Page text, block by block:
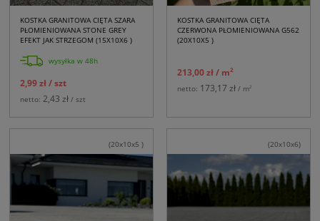
KOSTKA GRANITOWA CIĘTA SZARA
PŁOMIENIOWANA STONE GREY
EFEKT JAK STRZEGOM (15X10X6 )
wysyłka w 48h
2,99 zł/ szt
netto: 2,43 zł / szt
KOSTKA GRANITOWA CIĘTA
CZERWONA PŁOMIENIOWANA G562
(20X10X5 )
213,00 zł/ m2
netto: 173,17 zł / m2
(20x10x5 ) (20x10x6)